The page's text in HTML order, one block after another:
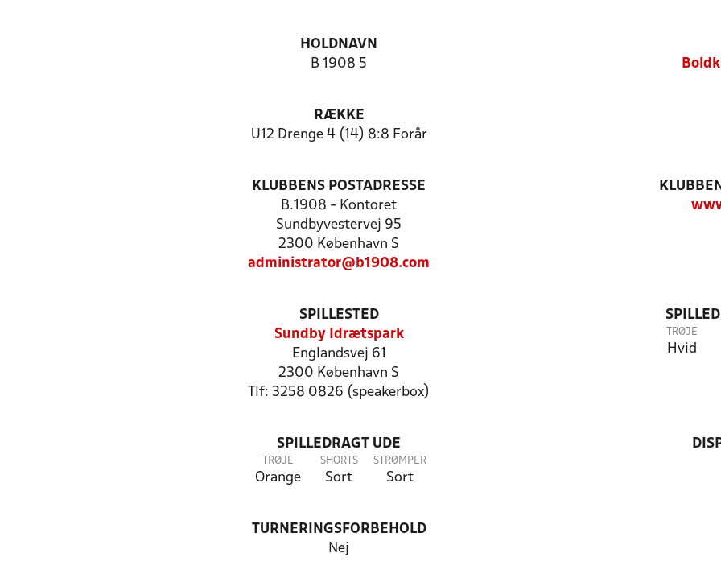
HOLDNAVN
B 1908 5
RÆKKE
U12 Drenge 4 (14) 8:8 Forår
KLUBBENS POSTADRESSE
B.1908 - Kontoret
Sundbyvestervej 95
2300 København S
administrator@b1908.com
SPILLESTED
Sundby Idrætspark
Englandsvej 61
2300 København S
Tlf: 3258 0826 (speakerbox)
TRØJE
Hvid
SPILLEDRAGT UDE
TRØJE
Orange
SHORTS
Sort
STRØMPER
Sort
TURNERINGSFORBEHOLD
Nej